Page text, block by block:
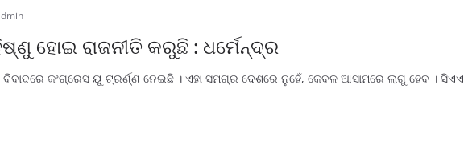
ହୋଇ ରାଜନୀତି କରୁଛି : ଧର୍ମେନ୍ଦ୍ର
କଂଗ୍ରେସ ୟୁ ଟ୍ରର୍ଣ୍ଣ ନେଇଛି । ଏହା ସମଗ୍ର ଦେଶରେ ନୁହେଁ, କେବଳ ଆସାମରେ ଲାଗୁ ହେବ । ସିଏଏ